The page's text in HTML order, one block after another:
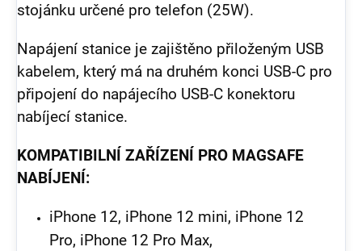
stojánku určené pro telefon (25W).
Napájení stanice je zajištěno přiloženým USB
kabelem, který má na druhém konci USB-C pro
připojení do napájecího USB-C konektoru
nabíjecí stanice.
KOMPATIBILNÍ ZAŘÍZENÍ PRO MAGSAFE
NABÍJENÍ:
iPhone 12, iPhone 12 mini, iPhone 12
Pro, iPhone 12 Pro Max,